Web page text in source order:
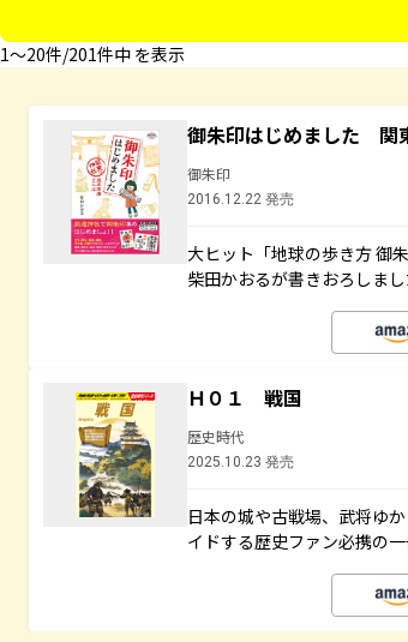
1〜20件/201件中 を表示
御朱印はじめました 関
御朱印
2016.12.22 発売
大ヒット「地球の歩き方 御
柴田かおるが書きおろしま
Ｈ０１ 戦国
歴史時代
2025.10.23 発売
日本の城や古戦場、武将ゆ
イドする歴史ファン必携の一